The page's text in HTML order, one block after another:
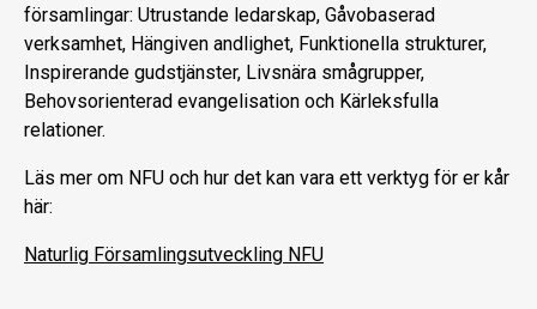
församlingar: Utrustande ledarskap, Gåvobaserad
verksamhet, Hängiven andlighet, Funktionella strukturer,
Inspirerande gudstjänster, Livsnära smågrupper,
Behovsorienterad evangelisation och Kärleksfulla
relationer.
Läs mer om NFU och hur det kan vara ett verktyg för er kår
här:
Naturlig Församlingsutveckling NFU